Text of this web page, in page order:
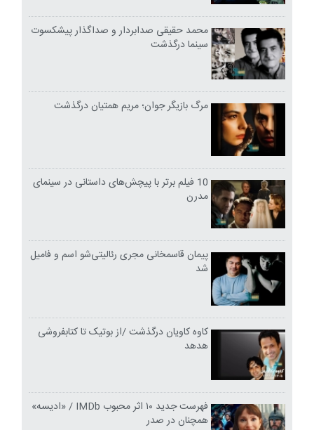
محمد حقیقی صدابردار و صداگذار پیشکسوت
سینما درگذشت
مرگ بازیگر جوان؛ مریم همتیان درگذشت
10 فیلم برتر با پیچش‌های داستانی در سینمای
مدرن
پیمان قاسمخانی مجری رئالیتی‌شو اسم و فامیل
شد
کاوه کاویان درگذشت /از بوتیک تا کتابفروشی
هدهد
فهرست جدید ۱۰ اثر محبوب IMDb / «ادیسه»
همچنان در صدر